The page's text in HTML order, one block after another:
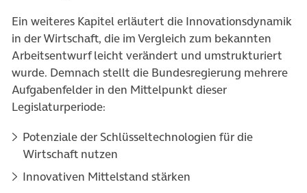
Ein weiteres Kapitel erläutert die Innovationsdynamik
in der Wirtschaft, die im Vergleich zum bekannten
Arbeitsentwurf leicht verändert und umstrukturiert
wurde. Demnach stellt die Bundesregierung mehrere
Aufgabenfelder in den Mittelpunkt dieser
Legislaturperiode:
Potenziale der Schlüsseltechnologien für die
Wirtschaft nutzen
Innovativen Mittelstand stärken